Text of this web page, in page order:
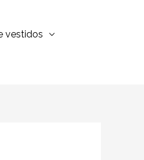
vestidos